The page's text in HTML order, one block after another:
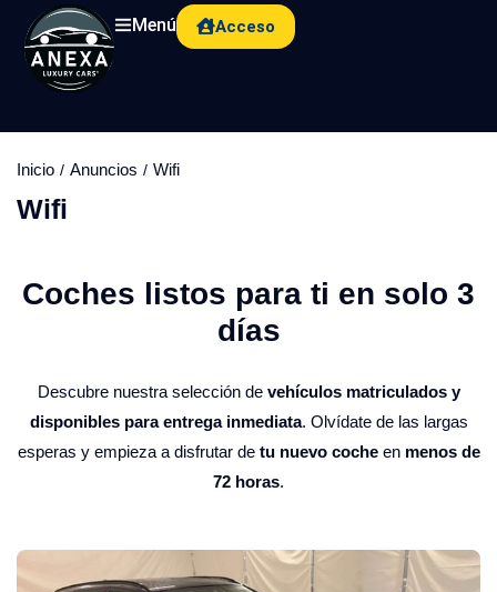
Menú Acceso
Inicio Anuncios Wifi
Wifi
Coches listos para ti en solo 3
días​
Descubre nuestra selección de vehículos matriculados y
disponibles para entrega inmediata. Olvídate de las largas
esperas y empieza a disfrutar de tu nuevo cocheen menos de
72 horas.